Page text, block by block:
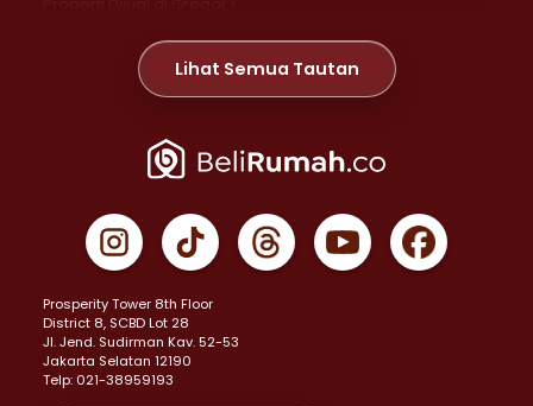
Properti Dijual di Meruya >
Properti Dijual di Jelambar >
Properti Dijual di Jakarta Pusat >
Properti Dijual di Gambir >
Properti Dijual di Johar Baru >
Properti Dijual di Menteng >
Properti Dijual di Senen >
Properti Dijual di Tanah Abang >
Properti Dijual di Cikini >
Lihat Semua Tautan
Prosperity Tower 8th Floor
District 8, SCBD Lot 28
JI. Jend. Sudirman Kav. 52-53
Jakarta Selatan 12190
Telp: 021-38959193